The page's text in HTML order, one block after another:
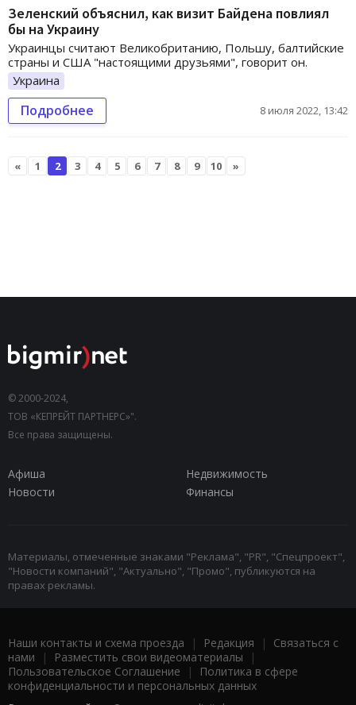
Зеленский объяснил, как визит Байдена повлиял
бы на Украину
Украинцы считают Великобританию, Польшу, балтийские
страны и США "настоящими друзьями", говорит он.
Украина
Подробнее 8 июля 2022, 13:42
« 1 2 3 4 5 6 7 8 9 10 »
© 2000-2024,
ТОВ «КЕПРЕЙТ ПАРТНЕРС»".
Все права защищены.
Афиша
Недвижимость
Новости
Финансы
Материалы, отмеченные знаками "Реклама", "PR", "Спецпроект",
"Новости компаний", "Актуально", "Промо", публикуются на
правах рекламы.
Наши контакты и схема проезда | Редакция | Связаться с
нами | Разместить свои видеоматериалы |
Пользовательское Соглашение |
Политика в сфере
конфиденциальности и персональных данных